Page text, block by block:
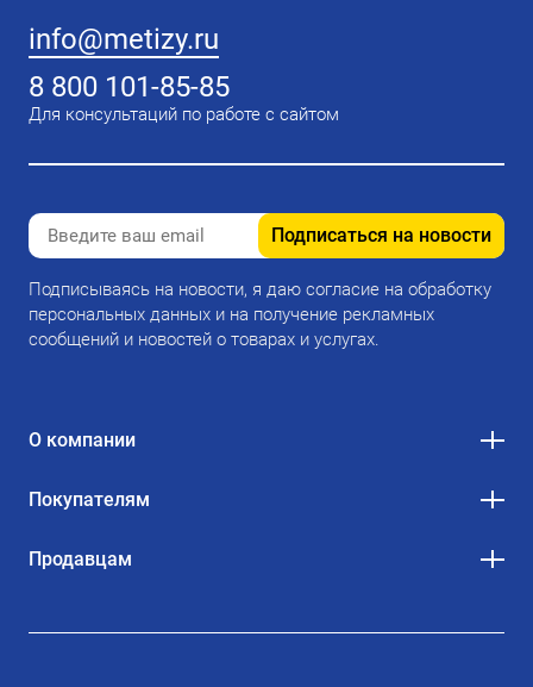
info@metizy.ru
8 800 101-85-85
Для консультаций по работе с сайтом
Подписаться на новости
Подписываясь на новости, я даю согласие на обработку
персональных данных и на получение рекламных
сообщений и новостей о товарах и услугах.
О компании
Покупателям
Продавцам